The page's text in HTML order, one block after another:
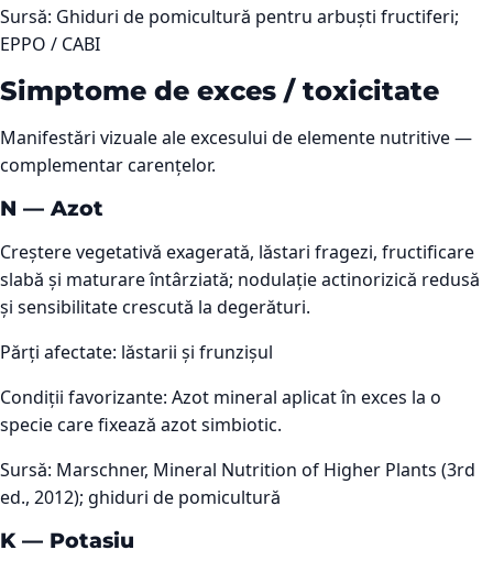
Sursă: Ghiduri de pomicultură pentru arbuști fructiferi;
EPPO / CABI
Simptome de exces / toxicitate
Manifestări vizuale ale excesului de elemente nutritive —
complementar carențelor.
N — Azot
Creștere vegetativă exagerată, lăstari fragezi, fructificare
slabă și maturare întârziată; nodulație actinorizică redusă
și sensibilitate crescută la degerături.
Părți afectate: lăstarii și frunzișul
Condiții favorizante: Azot mineral aplicat în exces la o
specie care fixează azot simbiotic.
Sursă: Marschner, Mineral Nutrition of Higher Plants (3rd
ed., 2012); ghiduri de pomicultură
K — Potasiu